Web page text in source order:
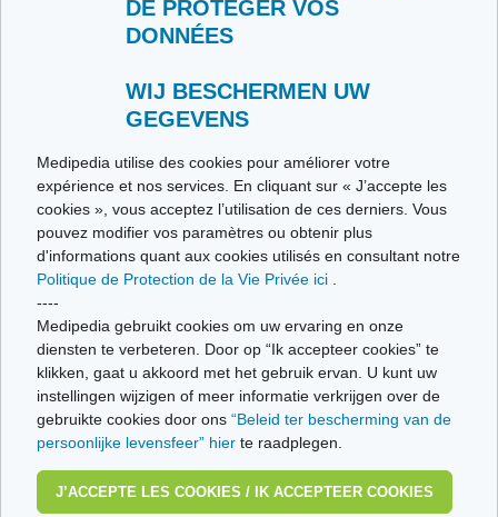
DE PROTÉGER VOS
DONNÉES
WIJ BESCHERMEN UW
GEGEVENS
Medipedia utilise des cookies pour améliorer votre
expérience et nos services. En cliquant sur « J’accepte les
cookies », vous acceptez l’utilisation de ces derniers. Vous
pouvez modifier vos paramètres ou obtenir plus
d'informations quant aux cookies utilisés en consultant notre
Politique de Protection de la Vie Privée ici
----
Medipedia gebruikt cookies om uw ervaring en onze
diensten te verbeteren. Door op “Ik accepteer cookies” te
klikken, gaat u akkoord met het gebruik ervan. U kunt uw
instellingen wijzigen of meer informatie verkrijgen over de
gebruikte cookies door ons “Beleid ter bescherming van de
persoonlijke levensfeer” hier te raadplegen.
J’ACCEPTE LES COOKIES / IK ACCEPTEER COOKIES
Toutes les thématiques
Ce site respecte les principes de la charte HON Code.
© Vivio sa, 2014-2026 - Tous droits réservés | Avenue Gustave Demeylaan 57 -
1160 Brussels